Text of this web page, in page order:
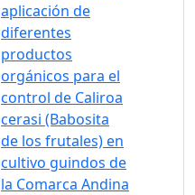
aplicación de
diferentes
productos
orgánicos para el
control de Caliroa
cerasi (Babosita
de los frutales) en
cultivo guindos de
la Comarca Andina